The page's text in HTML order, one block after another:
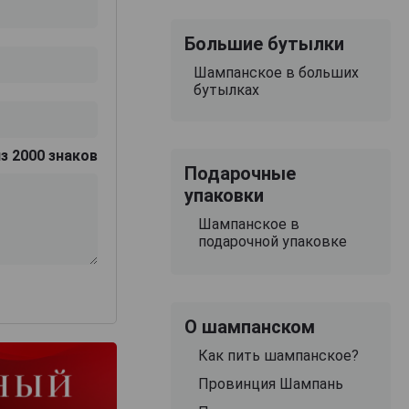
2000 знаков
Большие бутылки
Шампанское в больших
бутылках
Подарочные
упаковки
Шампанское в
подарочной упаковке
О шампанском
Как пить шампанское?
Провинция Шампань